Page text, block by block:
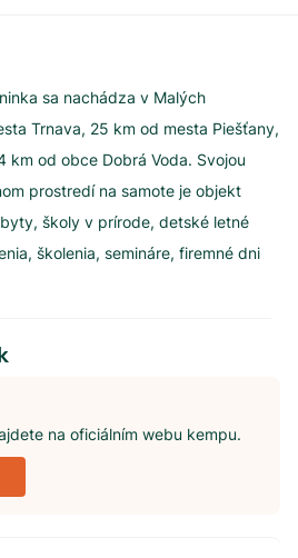
sa nachádza v Malých
Trnava, 25 km od mesta Piešťany,
km od obce Dobrá Voda. Svojou
prostredí na samote je objekt
školy v prírode, detské letné
školenia, semináre, firemné dni
na oficiálním webu kempu.